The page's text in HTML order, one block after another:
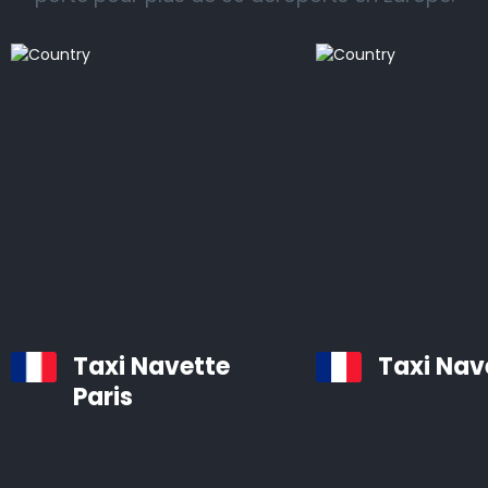
Nous vous proposons un service de taxi professionnel
et fiable vers et depuis les gares ferroviaires, les
aéroports et les ports de croisière dans toutes les
Taxis d’aéroport à Saint-Brieuc
Taxi Navette
Paris
Taxi